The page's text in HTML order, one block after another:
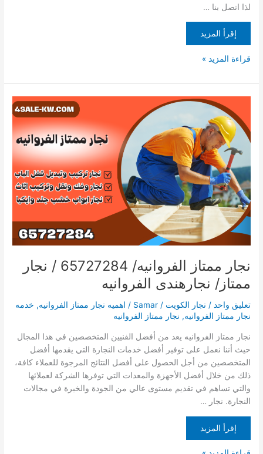
لذا اتصل بنا …
إقرأ المزيد
قراءة المزيد »
نجار ممتاز الفروانيه/ 65727284 / نجار
ممتاز/ نجارهندى الفروانيه
تعليق واحد / نجار الكويت /
Samar
/ اهميه نجار ممتاز الفروانيه, خدمه
نجار ممتاز الفروانيه, نجار ممتاز الفروانيه
نجار ممتاز الفروانيه يعد من أفضل الفنيين المتخصصين في هذا المجال
حيث أننا نعمل على توفير أفضل خدمات النجارة التي يقدمها أفضل
المتخصصين من أجل الحصول على أفضل النتائج المرجوة للعملاء كافة،
ذلك من خلال أفضل الأجهزة والمعدات التي توفرها الشركة لعملائها
والتي تساهم في تقديم مستوى عالي من الجودة والخبرة في مجالات
النجارة. نجار …
إقرأ المزيد
ممتاز
الفروانيه/
65727284
نجار
ممتاز/
نجارهندى
الفروانيه